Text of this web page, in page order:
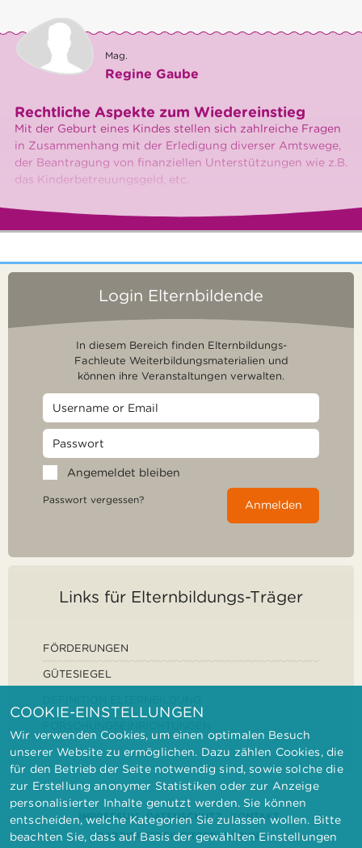
Mag.
Regine Gaube
Rechtliche Aspekte zum Wiedereinstieg
Mit der Geburt eines Kindes stellen sich zahlreiche Fragen
in Zusammenhang mit der Erledigung diverser Amtswege,
der Beantragung von finanziellen Unterstützungen wie z.B.
das Kinderbetreuungsgeld, etc.
Login Elternbildende
In diesem Bereich finden Elternbildungs-
Fachleute Weiterbildungsmaterialien und
können ihre Veranstaltungen verwalten.
Angemeldet bleiben
Passwort vergessen? Anmelden
Links für Elternbildungs-Träger
FÖRDERUNGEN
GÜTESIEGEL
IMPRESSUM DATENSCHUTZ
KONTAKT
BARRIEREFREIHEITSERKLÄRUNG
COOKIE-EINSTELLUNGEN
Wir verwenden Cookies, um einen optimalen Besuch
unserer Website zu ermöglichen. Dazu zählen Cookies, die
für den Betrieb der Seite notwendig sind, sowie solche die
zur Erstellung anonymer Statistiken oder zur Anzeige
personalisierter Inhalte genutzt werden. Sie können
entscheiden, welche Kategorien Sie zulassen wollen. Bitte
beachten Sie, dass auf Basis der gewählten Einstellungen